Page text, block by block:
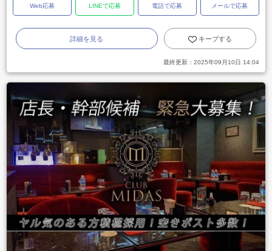
Web応募 LINEで応募 電話で応募 メールで応募
詳細を見る キープする
最終更新： 2025年09月10日 14:04